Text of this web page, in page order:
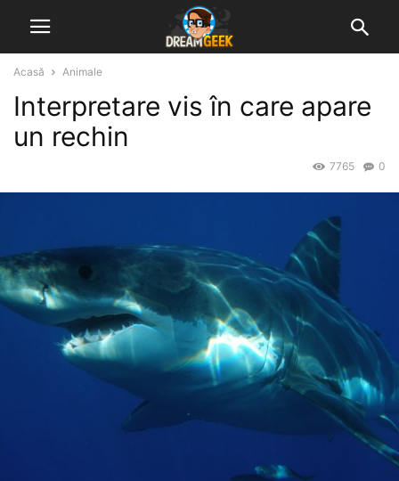
Acasă Animale
Interpretare vis în care apare
un rechin
0
7765